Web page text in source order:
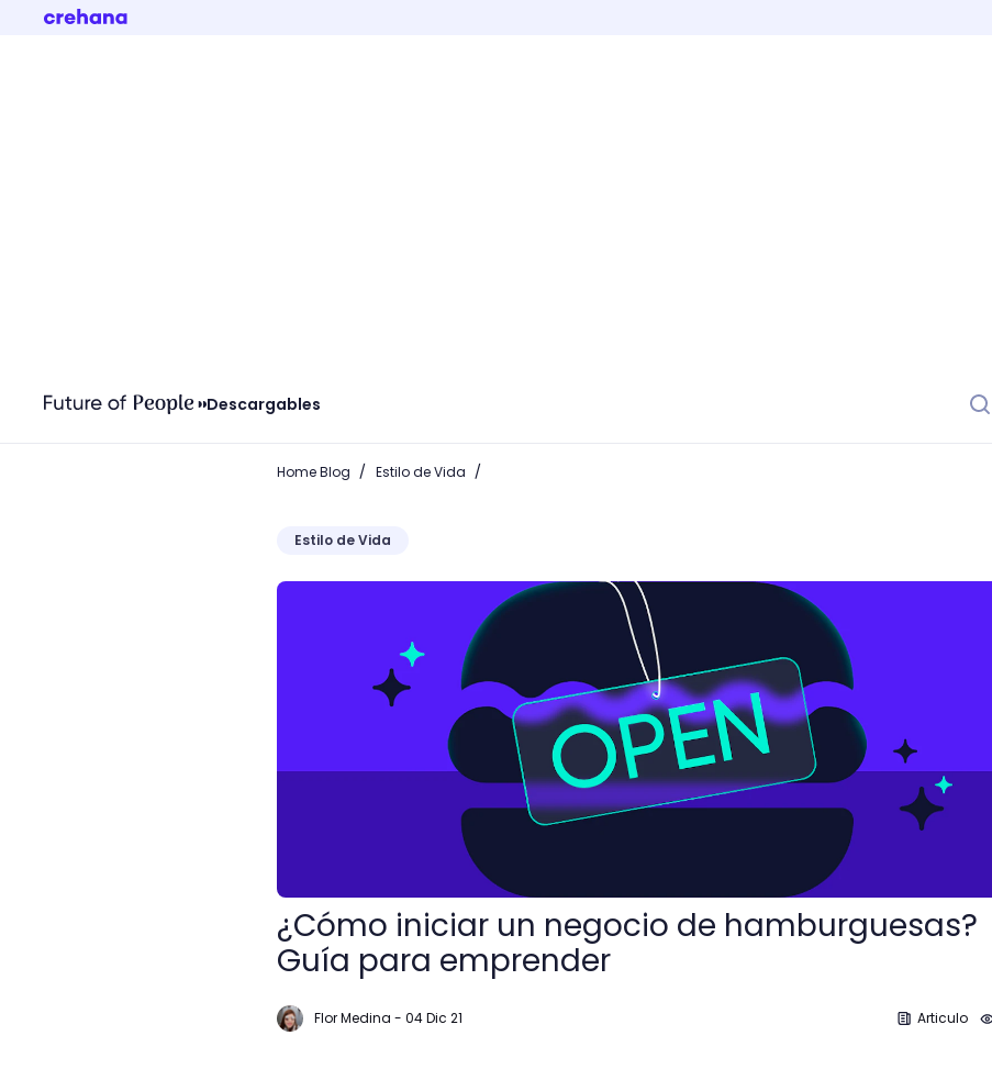
Descargables
Home Blog / Estilo de Vida /
Estilo de Vida
¿Cómo iniciar un negocio de hamburguesas? Guía para emprender
¿Cómo iniciar un negocio de hamburguesas?
Guía para emprender
Flor Medina - 04 Dic 21 Articulo